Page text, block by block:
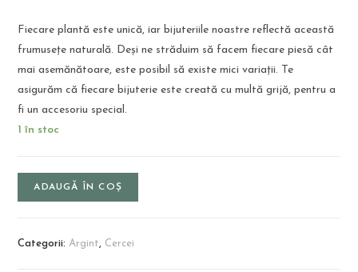
Fiecare plantă este unică, iar bijuteriile noastre reflectă această
frumusețe naturală. Deși ne străduim să facem fiecare piesă cât
mai asemănătoare, este posibil să existe mici variații. Te
asigurăm că fiecare bijuterie este creată cu multă grijă, pentru a
fi un accesoriu special.
1 în stoc
ADAUGĂ ÎN COȘ
Categorii:Argint, Cercei